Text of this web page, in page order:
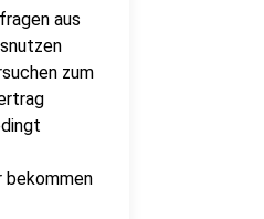
aus
zum
bekommen